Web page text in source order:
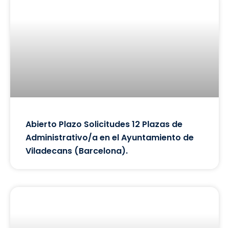
Abierto Plazo Solicitudes 12 Plazas de
Administrativo/a en el Ayuntamiento de
Viladecans (Barcelona).